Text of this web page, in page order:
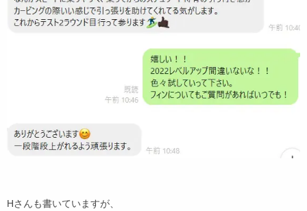
Hさんも書いていますが、